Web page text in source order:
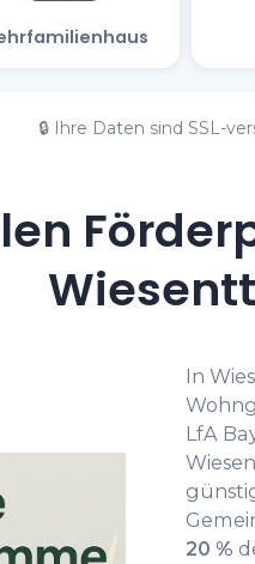
🔒 Ihre Daten sind SSL-
In
LfA
20 %